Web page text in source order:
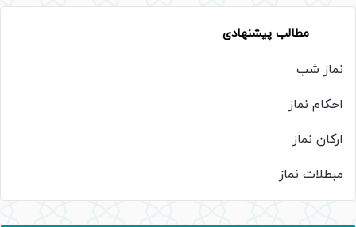
مطالب پیشنهادی
نماز شب
احکام نماز
ارکان نماز
مبطلات نماز